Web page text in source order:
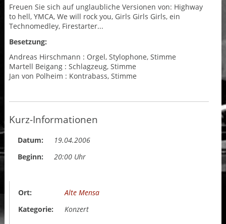
Freuen Sie sich auf unglaubliche Versionen von: Highway
to hell, YMCA, We will rock you, Girls Girls Girls, ein
Technomedley, Firestarter...
Besetzung:
Andreas Hirschmann : Orgel, Stylophone, Stimme
Martell Beigang : Schlagzeug, Stimme
Jan von Polheim : Kontrabass, Stimme
Kurz-Informationen
Datum:
19.04.2006
Beginn:
20:00 Uhr
Ort:
Alte Mensa
Kategorie:
Konzert